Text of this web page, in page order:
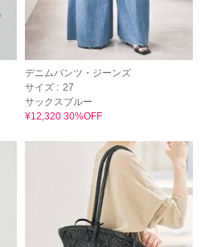
デニムパンツ・ジーンズ
サイズ : 27
サックスブルー
¥12,320 30%OFF